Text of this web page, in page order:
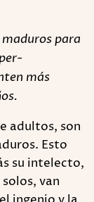
maduros para
más
adultos, son
Esto
su intelecto,
van